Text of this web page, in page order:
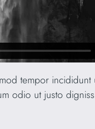
tempor
odio ut justo